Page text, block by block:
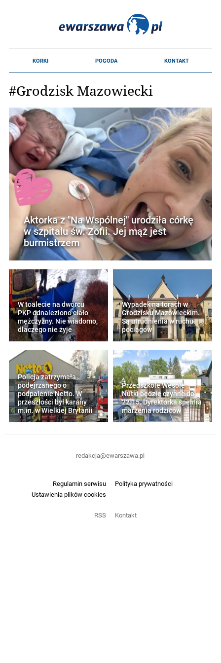
#Grodzisk Mazowiecki
Aktorka z "Na Wspólnej" urodziła córkę
w szpitalu św. Zofii. Jej mąż jest
burmistrzem
W toalecie na dworcu
PKP odnaleziono ciało
mężczyzny. Nie wiadomo,
dlaczego nie żyje
Wypadek na torach w
Grodzisku Mazowieckim.
Są utrudnienia w ruchu
pociągów
Policja zatrzymała
podejrzanego o
podpalenie Netto. W
przeszłości był karany
m.in. w Wielkiej Brytanii
Przedszkole Wesołe
Nutki będzie czynne do
22.15. Dyrektorka spełnia
marzenia rodziców
Regulamin serwisu
Polityka prywatności
Ustawienia plików cookies
RSS Kontakt
redakcja@ewarszawa.pl